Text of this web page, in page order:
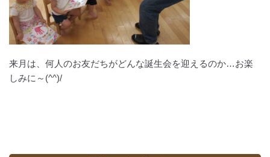
来月は、何人のお友だちがどんな誕生会を迎えるのか…お楽
しみに～(^^)/